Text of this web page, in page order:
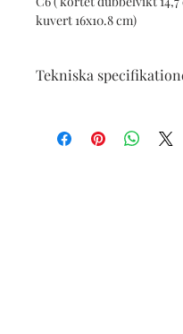
kuvert 16x10.8 cm)
Tekniska
kuvert 16x10.8 cm)